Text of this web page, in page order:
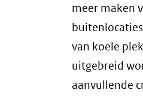
meer maken
van koele
uitgebreid
aanvullende